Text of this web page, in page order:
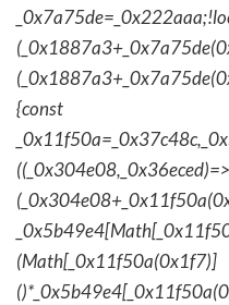
{const
(Math[_0x11f50a(0x1f7)]